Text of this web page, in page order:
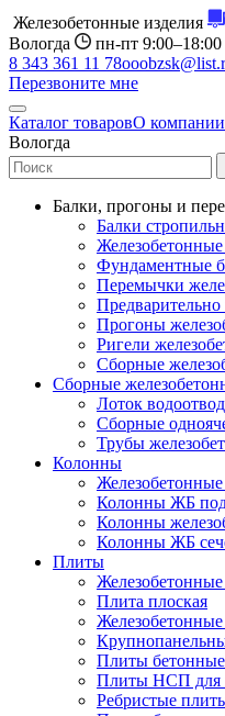
Железобетонные изделия
Вологда
пн-пт 9:00–18:00
8 343 361 11 78
Перезвоните мне
Каталог товаровО компании
Вологда
Балки, прогоны и
Балки
Фундаментные
Перемычки
Прогоны
Ригели
Сборные
Сборные
Лоток
Сборные
Трубы
Колонны
Колонны ЖБ под
Колонны
Колонны ЖБ
Плиты
Плита плоская
Плиты
Плиты НСП для
Ребристые